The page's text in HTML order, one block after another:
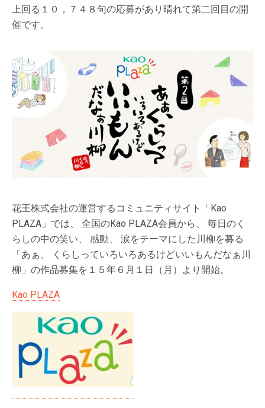
上回る１０，７４８句の応募があり晴れて第二回目の開
催です。
花王株式会社の運営するコミュニティサイト「Kao
PLAZA」では、 全国のKao PLAZA会員から、 毎日のく
らしの中の笑い、 感動、 涙をテーマにした川柳を募る
「あぁ、 くらしっていろいろあるけどいいもんだなぁ川
柳」の作品募集を１５年６月１日（月）より開始。
Kao PLAZA